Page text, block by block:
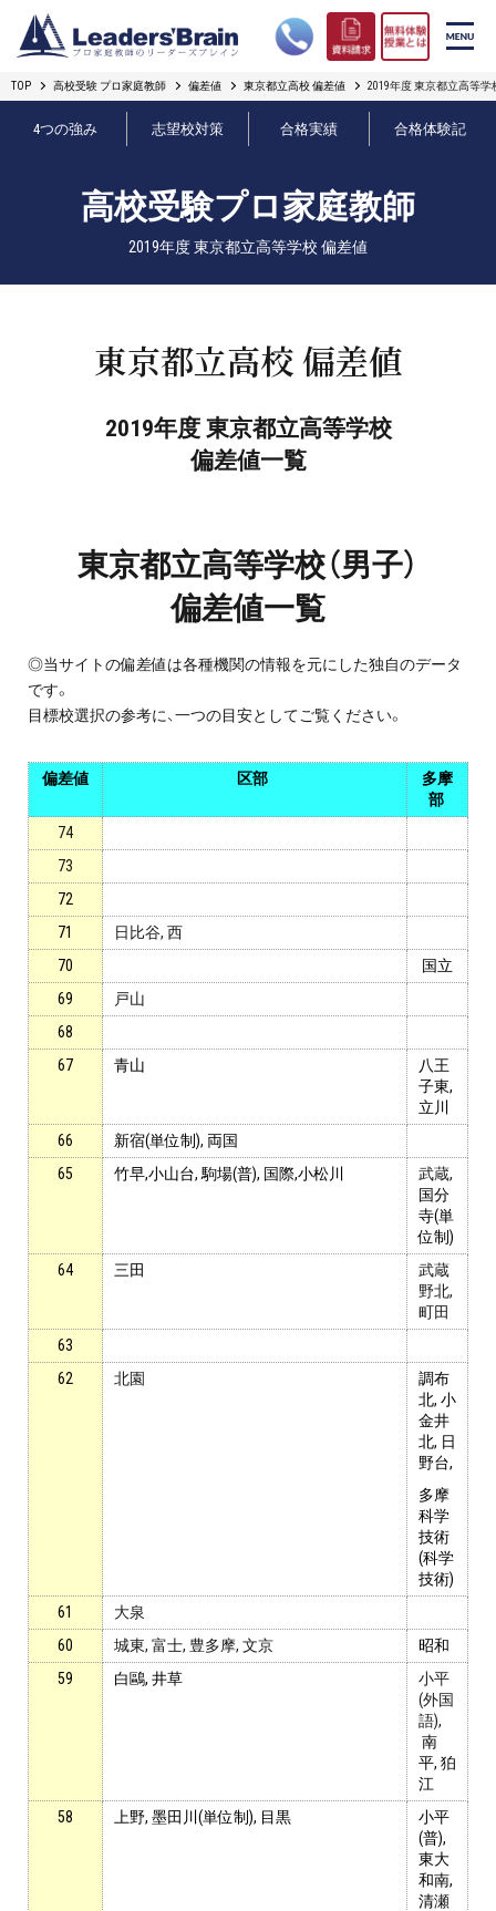
リーダーズブレインの強み
プロ教師紹介
費用について
よくある質問
インフォメーション
会社概要
採用情報
プライバシーポリシー
免責事項・著作権等
0120-11-3967
TOP 高校受験 プロ家庭教師 偏差値 東京都立高校 偏差値 2019年度 東京都立高等学
4つの強み 志望校対策 合格実績 合格体験記
高校受験プロ家庭教師
2019年度 東京都立高等学校 偏差値
東京都立高校 偏差値
2019年度 東京都立高等学校
偏差値一覧
東京都立高等学校（男子）
偏差値一覧
◎当サイトの偏差値は各種機関の情報を元にした独自のデータ
です。
目標校選択の参考に、一つの目安としてご覧ください。
偏差値 区部
多摩
部
74
73
72
71
日比谷, 西
70
国立
69
戸山
68
67
青山
八王
子東,
立川
66
新宿(単位制), 両国
65
竹早,小山台, 駒場(普), 国際,小松川
武蔵,
国分
寺(単
位制)
64
三田
武蔵
野北,
町田
63
62
北園
調布
北, 小
金井
北, 日
野台,
多摩
科学
技術
(科学
技術)
61
大泉
60
城東, 富士, 豊多摩, 文京
昭和
59
白鷗, 井草
小平
(外国
語),
南
平, 狛
江
58
上野, 墨田川(単位制), 目黒
小平
(普),
東大
和南,
清瀬